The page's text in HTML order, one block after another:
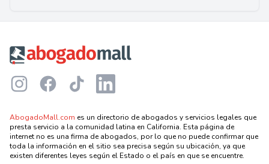
InstagramFacebookTikTok LinkedIn
AbogadoMall.com es un directorio de abogados y servicios legales que
presta servicio a la comunidad latina en California. Esta página de
internet no es una firma de abogados, por lo que no puede confirmar que
toda la información en el sitio sea precisa según su ubicación, ya que
existen diferentes leyes según el Estado o el país en que se encuentre.